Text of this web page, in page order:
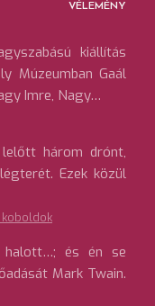
VÉLEMÉNY
kiállítás
Múzeumban Gaál
Imre, Nagy…
három drónt,
Ezek közül
koboldok
halott…; és én se
Mark Twain.